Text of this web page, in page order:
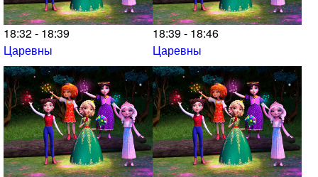
18:32 - 18:39
Царевны
18:39 - 18:46
Царевны